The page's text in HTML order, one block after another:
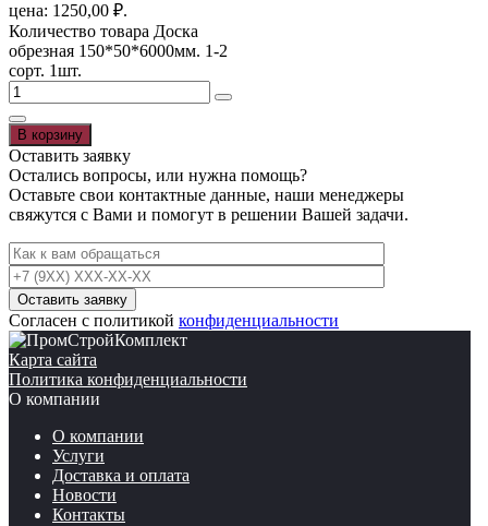
цена: 1250,00 ₽.
Количество товара Доска
обрезная 150*50*6000мм. 1-2
сорт. 1шт.
В корзину
Оставить заявку
Остались вопросы, или нужна помощь?
Оставьте свои контактные данные, наши менеджеры
свяжутся с Вами и помогут в решении Вашей задачи.
Согласен с политикой конфиденциальности
Карта сайта
Политика конфиденциальности
О компании
О компании
Услуги
Доставка и оплата
Новости
Контакты